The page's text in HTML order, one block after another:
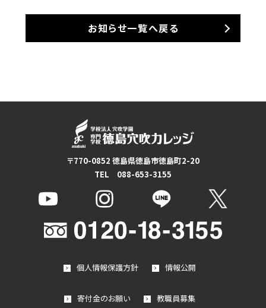
お知らせ一覧へ戻る
〒770-0852 徳島県徳島市徳島町2-20
TEL 088-653-3155
個人情報保護方針 情報公開
寄付金のお願い 教職員募集